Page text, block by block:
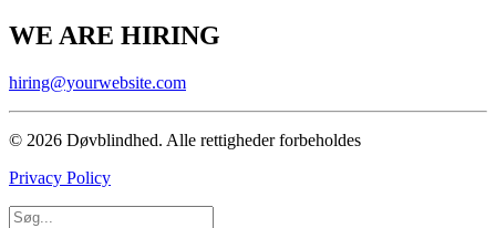
WE ARE HIRING
hiring@yourwebsite.com
© 2026 Døvblindhed. Alle rettigheder forbeholdes
Privacy Policy